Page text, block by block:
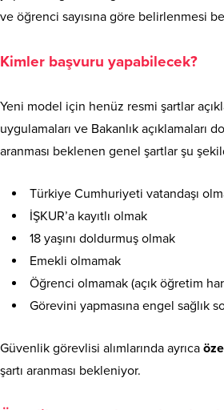
ve öğrenci sayısına göre belirlenmesi
Kimler başvuru yapabilecek?
Yeni model için henüz resmi şartlar
uygulamaları ve Bakanlık açıklamaları
aranması beklenen genel şartlar şu
Türkiye Cumhuriyeti vatandaşı
İŞKUR’a kayıtlı olmak
18 yaşını doldurmuş olmak
Emekli olmamak
Öğrenci olmamak (açık öğretim
Görevini yapmasına engel sağlık
Güvenlik görevlisi alımlarında ayrıca
şartı aranması bekleniyor.